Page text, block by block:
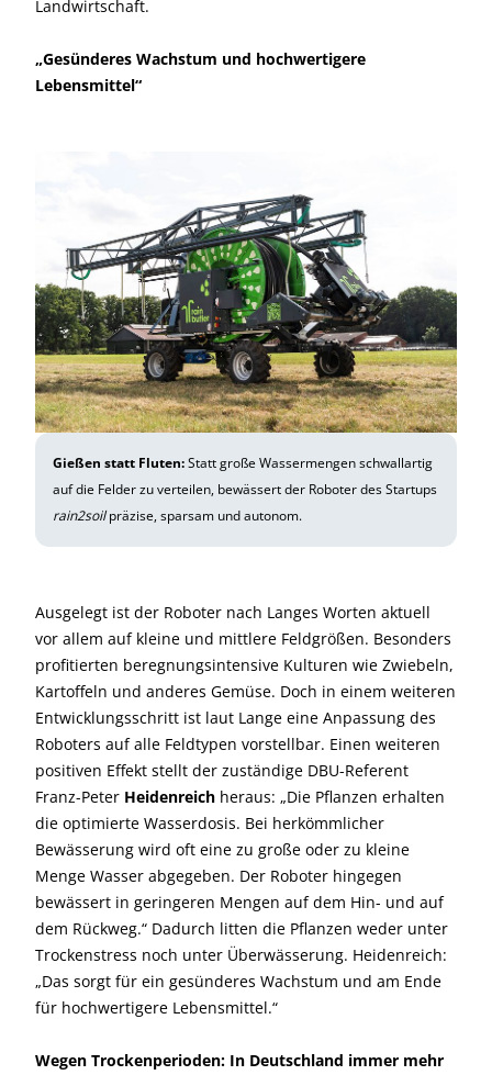
Landwirtschaft.
„Gesünderes Wachstum und hochwertigere
Lebensmittel“
Gießen statt Fluten:Statt große Wassermengen schwallartig
auf die Felder zu verteilen, bewässert der Roboter des Startups
rain2soilpräzise, sparsam und autonom.
Ausgelegt ist der Roboter nach Langes Worten aktuell
vor allem auf kleine und mittlere Feldgrößen. Besonders
profitierten beregnungsintensive Kulturen wie Zwiebeln,
Kartoffeln und anderes Gemüse. Doch in einem weiteren
Entwicklungsschritt ist laut Lange eine Anpassung des
Roboters auf alle Feldtypen vorstellbar. Einen weiteren
positiven Effekt stellt der zuständige DBU-Referent
Franz-Peter Heidenreich heraus: „Die Pflanzen erhalten
die optimierte Wasserdosis. Bei herkömmlicher
Bewässerung wird oft eine zu große oder zu kleine
Menge Wasser abgegeben. Der Roboter hingegen
bewässert in geringeren Mengen auf dem Hin- und auf
dem Rückweg.“ Dadurch litten die Pflanzen weder unter
Trockenstress noch unter Überwässerung. Heidenreich:
„Das sorgt für ein gesünderes Wachstum und am Ende
für hochwertigere Lebensmittel.“
Wegen Trockenperioden: In Deutschland immer mehr